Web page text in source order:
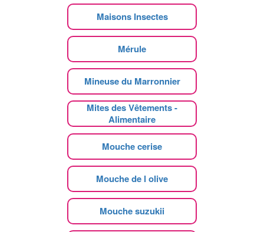
Maisons Insectes
Mérule
Mineuse du Marronnier
Mites des Vêtements -
Alimentaire
Mouche cerise
Mouche de l olive
Mouche suzukii